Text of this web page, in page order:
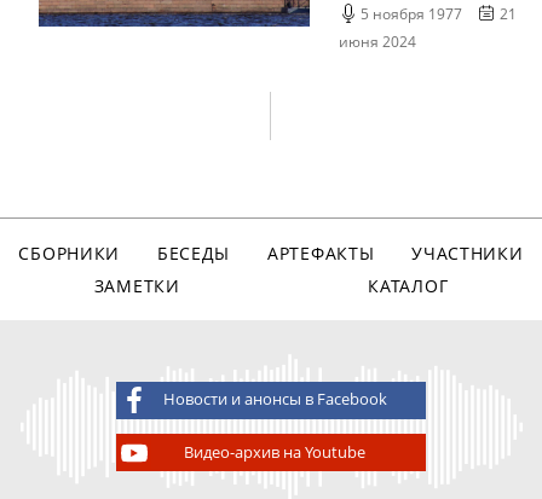
5 ноября 1977
21
июня 2024
СБОРНИКИ БЕСЕДЫ АРТЕФАКТЫ
УЧАСТНИКИ
ЗАМЕТКИ
КАТАЛОГ
Новости и анонсы в Facebook
Видео-архив на Youtube